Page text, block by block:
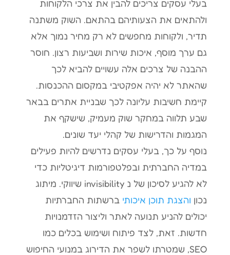
בעלי עסקים צריכים להבין את צרכי הלקוחות
ולהתאים את הצעותיהם בהתאם. השוק משתנה
תדיר, ולקוחות מחפשים לא רק מחיר נמוך אלא
גם ערך מוסף, איכות שירות ושביעות רצון. חוסר
ההבנה של צרכים אלה עשויים להביא לכך
שהאתר לא יהיה אפקטיבי במקסום ההכנסות.
קיימת חשיבות עליונה לכך שבניית אתרים בבאר
שבע תלווה במחקר שוק מעמיק, שישקף את
המגמות והדרישות של קהלי יעד שונים.
נוסף על כך, בעלי עסקים נדרשים להיות פעילים
במדיה החברתית ובפלטפורמות דיגיטליות כדי
לא להגיע לסיכון של נ invisibility שיווקי. מיתוג
נכון והצגת תוכן איכותי ברשתות החברתיות
יכולים להניע תנועה לאתר וליצור הזדמנויות
חדשות. זאת, לצד פיתוח ושימוש בכלים כמו
SEO, שמטרתו לשפר את הדירוג במנועי החיפוש